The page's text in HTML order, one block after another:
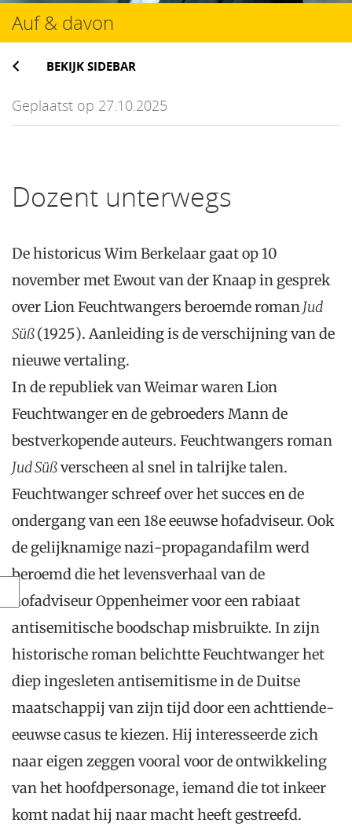
Auf & davon
BEKIJK SIDEBAR
Geplaatst op 27.10.2025
Dozent unterwegs
De historicus Wim Berkelaar gaat op 10
november met Ewout van der Knaap in gesprek
over Lion Feuchtwangers beroemde romanJud
Süß(1925). Aanleiding is de verschijning van de
nieuwe vertaling.
In de republiek van Weimar waren Lion
Feuchtwanger en de gebroeders Mann de
bestverkopende auteurs. Feuchtwangers roman
Jud Süßverscheen al snel in talrijke talen.
Feuchtwanger schreef over het succes en de
ondergang van een 18e eeuwse hofadviseur. Ook
de gelijknamige nazi-propagandafilm werd
beroemd die het levensverhaal van de
hofadviseur Oppenheimer voor een rabiaat
antisemitische boodschap misbruikte. In zijn
historische roman belichtte Feuchtwanger het
diep ingesleten antisemitisme in de Duitse
maatschappij van zijn tijd door een achttiende-
eeuwse casus te kiezen. Hij interesseerde zich
naar eigen zeggen vooral voor de ontwikkeling
van het hoofdpersonage, iemand die tot inkeer
komt nadat hij naar macht heeft gestreefd.